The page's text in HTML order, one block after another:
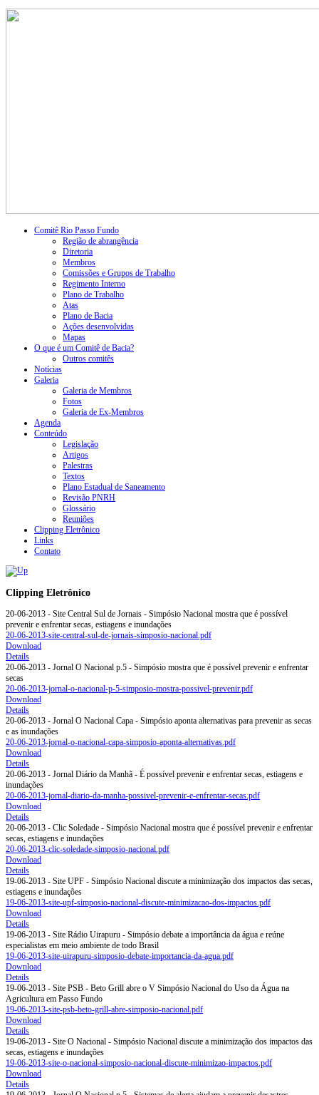
Comitê Rio Passo Fundo
Região de abrangência
Diretoria
Membros
Comissões e Grupos de Trabalho
Regimento Interno
Plano de Trabalho
Atas
Plano de Bacia
Ações desenvolvidas
Mapas
O que é um Comitê de Bacia?
Outros comitês
Notícias
Galeria
Galeria de Membros
Fotos
Galeria de Ex-Membros
Agenda
Conteúdo
Legislação
Artigos
Palestras
Textos
Plano Estadual de Saneamento
Revisão PNRH
Glossário
Reuniões
Clipping Eletrônico
Links
Contato
Clipping Eletrônico
20-06-2013 - Site Central Sul de Jornais - Simpósio Nacional mostra que é possível
prevenir e enfrentar secas, estiagens e inundações
20-06-2013-site-central-sul-de-jornais-simposio-nacional.pdf
Download
Details
20-06-2013 - Jornal O Nacional p.5 - Simpósio mostra que é possível prevenir e enfrentar
secas
20-06-2013-jornal-o-nacional-p-5-simposio-mostra-possivel-prevenir.pdf
Download
Details
20-06-2013 - Jornal O Nacional Capa - Simpósio aponta alternativas para prevenir as secas
e as inundações
20-06-2013-jornal-o-nacional-capa-simposio-aponta-alternativas.pdf
Download
Details
20-06-2013 - Jornal Diário da Manhã - É possível prevenir e enfrentar secas, estiagens e
inundações
20-06-2013-jornal-diario-da-manha-possivel-prevenir-e-enfrentar-secas.pdf
Download
Details
20-06-2013 - Clic Soledade - Simpósio Nacional mostra que é possível prevenir e enfrentar
secas, estiagens e inundações
20-06-2013-clic-soledade-simposio-nacional.pdf
Download
Details
19-06-2013 - Site UPF - Simpósio Nacional discute a minimização dos impactos das secas,
estiagens e inundações
19-06-2013-site-upf-simposio-nacional-discute-minimizacao-dos-impactos.pdf
Download
Details
19-06-2013 - Site Rádio Uirapuru - Simpósio debate a importância da água e reúne
especialistas em meio ambiente de todo Brasil
19-06-2013-site-uirapuru-simposio-debate-importancia-da-agua.pdf
Download
Details
19-06-2013 - Site PSB - Beto Grill abre o V Simpósio Nacional do Uso da Água na
Agricultura em Passo Fundo
19-06-2013-site-psb-beto-grill-abre-simposio-nacional.pdf
Download
Details
19-06-2013 - Site O Nacional - Simpósio Nacional discute a minimização dos impactos das
secas, estiagens e inundações
19-06-2013-site-o-nacional-simposio-nacional-discute-minimizao-impactos.pdf
Download
Details